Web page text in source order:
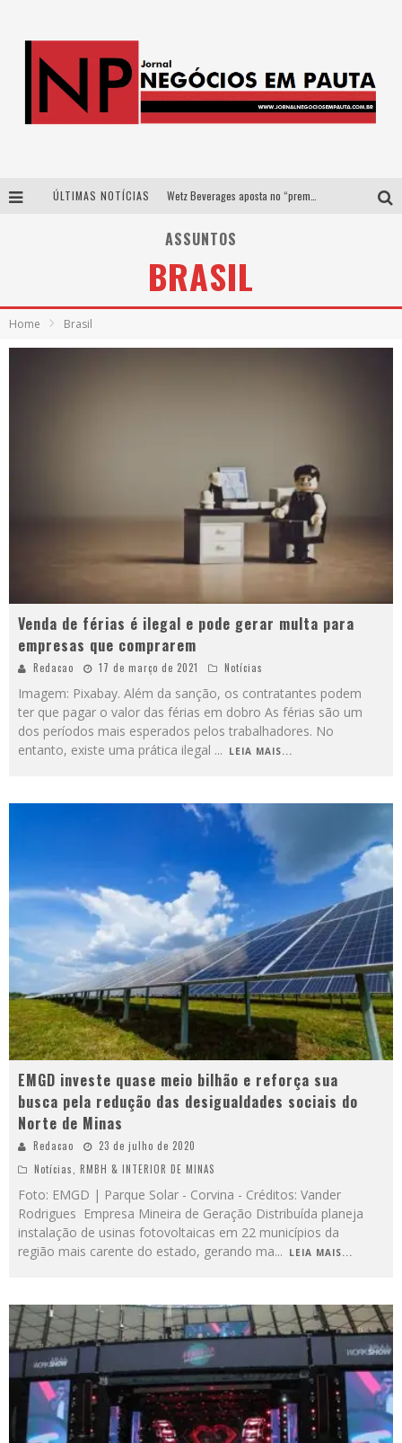
ÚLTIMAS NOTÍCIAS
Democratização do malte: Proibida utiliza estratégia de custo-benefício para o lazer do brasileiro
ASSUNTOS
BRASIL
Home Brasil
Venda de férias é ilegal e pode gerar multa para
empresas que comprarem
Redacao 17 de março de 2021 Notícias
Imagem: Pixabay. Além da sanção, os contratantes podem
ter que pagar o valor das férias em dobro As férias são um
dos períodos mais esperados pelos trabalhadores. No
entanto, existe uma prática ilegal ... LEIA MAIS...
EMGD investe quase meio bilhão e reforça sua
busca pela redução das desigualdades sociais do
Norte de Minas
Redacao
23 de julho de 2020
Notícias
RMBH & INTERIOR DE MINAS
Foto: EMGD | Parque Solar - Corvina - Créditos: Vander
Rodrigues Empresa Mineira de Geração Distribuída planeja
instalação de usinas fotovoltaicas em 22 municípios da
região mais carente do estado, gerando ma... LEIA MAIS...